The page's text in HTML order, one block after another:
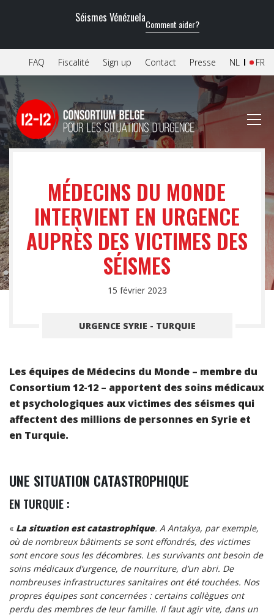
Séismes VénézuelaComment aider?
FAQ Fiscalité Sign up Contact Presse FR
NL
MÉDECINS DU MONDE
INTERVIENT EN URGENCE
AUPRÈS DES VICTIMES DES
SÉISMES
15 février 2023
URGENCE SYRIE - TURQUIE
Les équipes de Médecins du Monde – membre du
Consortium 12-12 – apportent des soins médicaux
et psychologiques aux victimes des séismes qui
affectent des millions de personnes en Syrie et
en Turquie.
UNE SITUATION CATASTROPHIQUE
EN TURQUIE :
« La situation est catastrophique. A Antakya, par exemple,
où de nombreux bâtiments se sont effondrés, des victimes
sont encore sous les décombres. Les survivants ont besoin de
soins médicaux d’urgence, de nourriture, d’un abri. De
nombreuses infrastructures sanitaires ont été touchées. Nos
propres équipes sont concernées : certains collègues ont
perdu des membres de leur famille. Il faut agir vite, dans un